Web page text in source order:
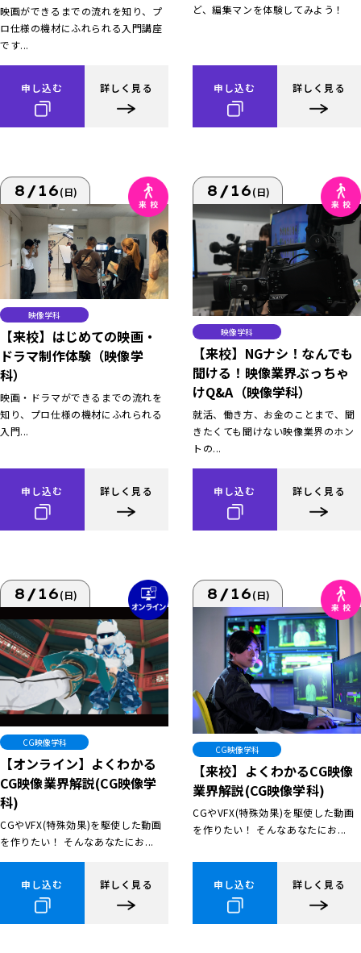
映画ができるまでの流れを知り、プ
ロ仕様の機材にふれられる入門講座
です...
申し込む 詳しく見る
ど、編集マンを体験してみよう！
申し込む 詳しく見る
8/16(日)
映像学科
【来校】はじめての映画・
ドラマ制作体験（映像学
科）
映画・ドラマができるまでの流れを
知り、プロ仕様の機材にふれられる
入門...
申し込む 詳しく見る
8/16(日)
映像学科
【来校】NGナシ！なんでも
聞ける！映像業界ぶっちゃ
けQ&A（映像学科）
就活、働き方、お金のことまで、聞
きたくても聞けない映像業界のホン
トの...
申し込む 詳しく見る
8/16(日)
CG映像学科
【オンライン】よくわかる
CG映像業界解説(CG映像学
科)
CGやVFX(特殊効果)を駆使した動画
を作りたい！ そんなあなたにお...
申し込む 詳しく見る
8/16(日)
CG映像学科
【来校】よくわかるCG映像
業界解説(CG映像学科)
CGやVFX(特殊効果)を駆使した動画
を作りたい！ そんなあなたにお...
申し込む 詳しく見る